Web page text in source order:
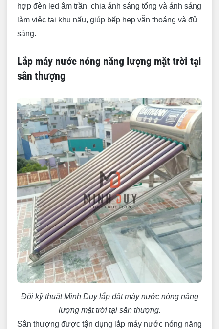
hợp đèn led âm trần, chia ánh sáng tổng và ánh sáng
làm việc tại khu nấu, giúp bếp hẹp vẫn thoáng và đủ
sáng.
Lắp máy nước nóng năng lượng mặt trời tại
sân thượng
Đội kỹ thuật Minh Duy lắp đặt máy nước nóng năng
lượng mặt trời tại sân thượng.
Sân thượng được tận dụng lắp máy nước nóng năng